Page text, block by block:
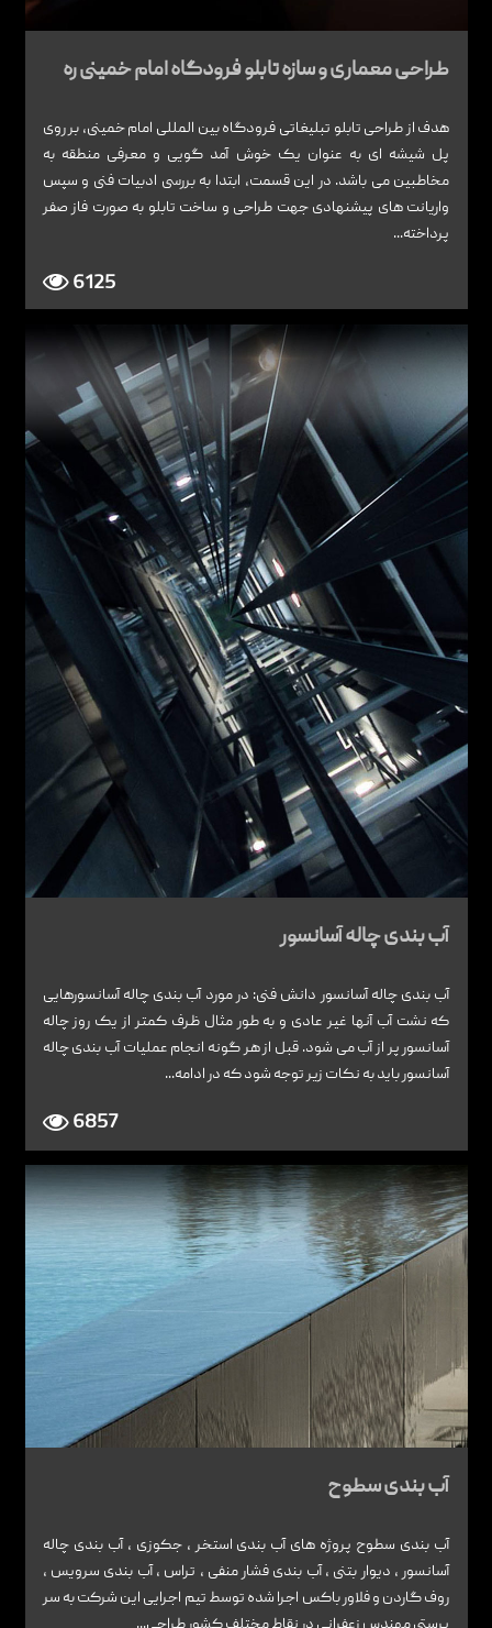
طراحی معماری و سازه تابلو فرودگاه امام خمینی ره
هدف از طراحی تابلو تبلیغاتی فرودگاه بین المللی امام خمینی، بر روی
پل شیشه ای به عنوان یک خوش آمد گویی و معرفی منطقه به
مخاطبین می باشد. در این قسمت، ابتدا به بررسی ادبیات فنی و سپس
واریانت های پیشنهادی جهت طراحی و ساخت تابلو به صورت فاز صفر
پرداخته...
6125
آب بندی چاله آسانسور
آب بندی چاله آسانسور دانش فنی: در مورد آب بندی چاله آسانسورهایی
که نشت آب آنها غیر عادی و به طور مثال ظرف کمتر از یک روز چاله
آسانسور پر از آب می شود. قبل از هر گونه انجام عملیات آب بندی چاله
آسانسور باید به نکات زیر توجه شود که در ادامه...
6857
آب بندی سطوح
آب بندی سطوح پروژه های آب بندی استخر , جکوزی , آب بندی چاله
آسانسور , دیوار بتنی , آب بندی فشار منفی , تراس , آب بندی سرویس ,
روف گاردن و فلاور باکس اجرا شده توسط تیم اجرایی این شرکت به سر